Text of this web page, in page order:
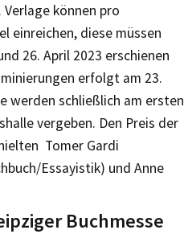
können pro
einreichen, diese müssen
26. April 2023 erschienen
erfolgt am 23.
werden schließlich am ersten
vergeben. Den Preis der
Tomer Gardi
Essayistik) und Anne
Buchmesse